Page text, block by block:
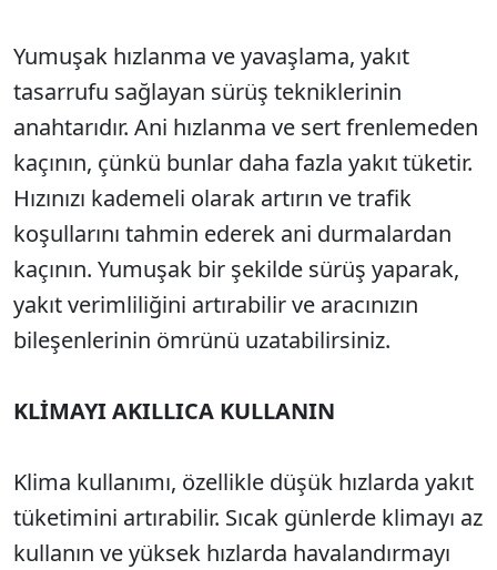
Yumuşak hızlanma ve yavaşlama, yakıt
tasarrufu sağlayan sürüş tekniklerinin
anahtarıdır. Ani hızlanma ve sert frenlemeden
kaçının, çünkü bunlar daha fazla yakıt tüketir.
Hızınızı kademeli olarak artırın ve trafik
koşullarını tahmin ederek ani durmalardan
kaçının. Yumuşak bir şekilde sürüş yaparak,
yakıt verimliliğini artırabilir ve aracınızın
bileşenlerinin ömrünü uzatabilirsiniz.
KLİMAYI AKILLICA KULLANIN
Klima kullanımı, özellikle düşük hızlarda yakıt
tüketimini artırabilir. Sıcak günlerde klimayı az
kullanın ve yüksek hızlarda havalandırmayı